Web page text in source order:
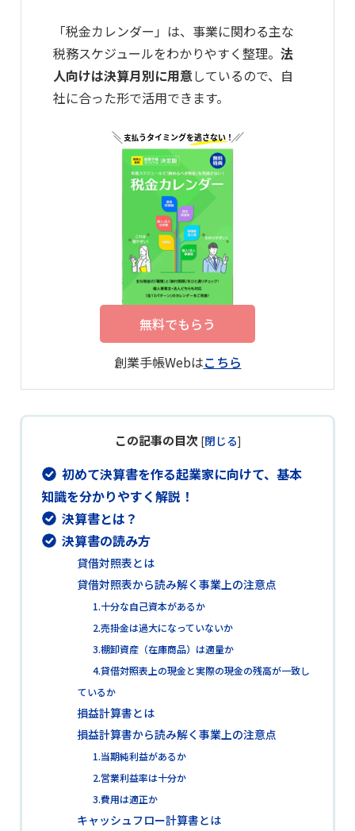
「税金カレンダー」は、事業に関わる主な
税務スケジュールをわかりやすく整理。 法
人向けは決算月別に用意しているので、自
社に合った形で活用できます。
無料でもらう
創業手帳Webはこちら
この記事の目次 [閉じる]
初めて決算書を作る起業家に向けて、基本
知識を分かりやすく解説！
決算書とは？
決算書の読み方
貸借対照表とは
貸借対照表から読み解く事業上の注意点
1.十分な自己資本があるか
2.売掛金は過大になっていないか
3.棚卸資産（在庫商品）は適量か
4.貸借対照表上の現金と実際の現金の残高が一致し
ているか
損益計算書とは
損益計算書から読み解く事業上の注意点
1.当期純利益があるか
2.営業利益率は十分か
3.費用は適正か
キャッシュフロー計算書とは